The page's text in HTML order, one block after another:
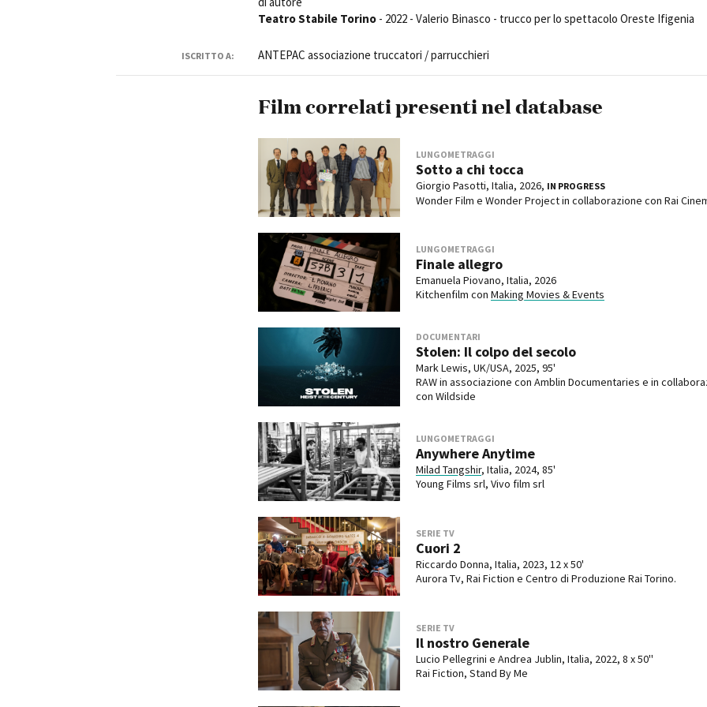
Teatro Stabile Torino- 2022 - Valerio Binasco - trucco per lo spettacolo Oreste Ifigenia
ISCRITTO A: ANTEPAC associazione truccatori / parrucchieri
Film correlati presenti nel database
LUNGOMETRAGGI
Sotto a chi tocca
Giorgio Pasotti, Italia, 2026, IN PROGRESS
Wonder Film e Wonder Project in collaborazione con Rai
LUNGOMETRAGGI
Finale allegro
Emanuela Piovano, Italia, 2026
Kitchenfilm con Making Movies & Events
DOCUMENTARI
Stolen: Il colpo del secolo
Mark Lewis, UK/USA, 2025, 95'
RAW in associazione con Amblin Documentaries e in
con Wildside
LUNGOMETRAGGI
Anywhere Anytime
Milad Tangshir, Italia, 2024, 85'
Young Films srl, Vivo film srl
SERIE TV
Cuori 2
Riccardo Donna, Italia, 2023, 12 x 50'
Aurora Tv, Rai Fiction e Centro di Produzione Rai Torino.
SERIE TV
Il nostro Generale
Lucio Pellegrini e Andrea Jublin, Italia, 2022, 8 x 50''
Rai Fiction, Stand By Me